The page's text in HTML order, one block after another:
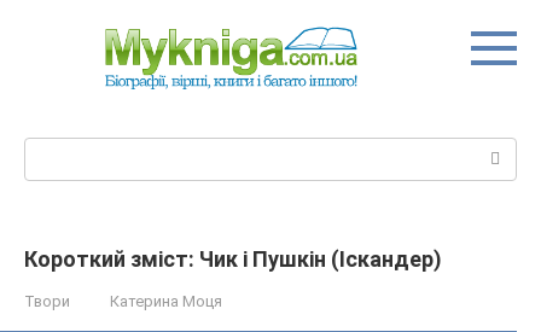
Короткий зміст: Чик і Пушкін (Іскандер)
Твори Катерина Моця